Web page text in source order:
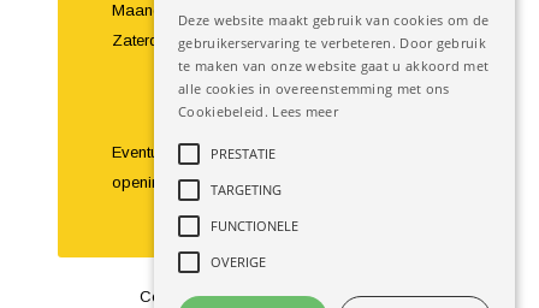
Maandag t/m vrijdag 8:00 – 18:00 uur
Zaterdag 9:00 – 16:00 uur
Eventuele bezoeken buiten de
openingstijden om zijn te bespreken.
Copyright 2016 Autobedrijf Slegers –
Deze website maakt gebruik van cookies om de
gebruikerservaring te verbeteren. Door gebruik
te maken van onze website gaat u akkoord met
alle cookies in overeenstemming met ons
Cookiebeleid. Lees meer
PRESTATIE
TARGETING
FUNCTIONELE
OVERIGE